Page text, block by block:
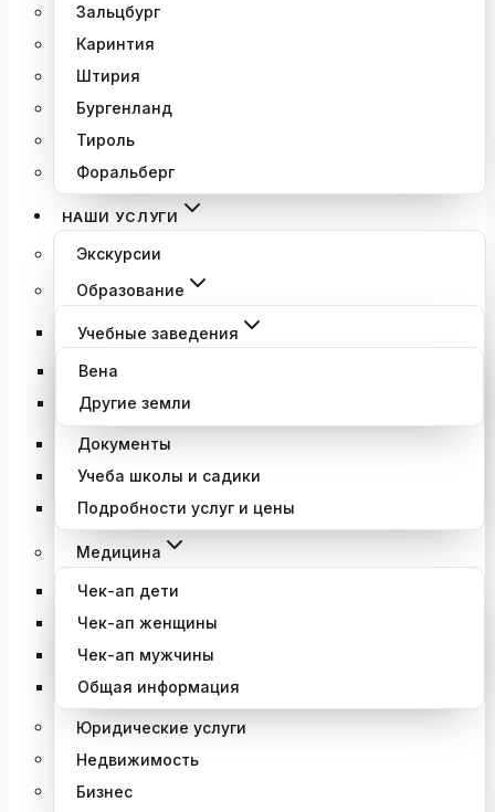
Зальцбург
Каринтия
Штирия
Бургенланд
Тироль
Форальберг
НАШИ УСЛУГИ
Экскурсии
Образование
Учебные заведения
Вена
Другие земли
Документы
Учеба школы и садики
Подробности услуг и цены
Медицина
Чек-ап дети
Чек-ап женщины
Чек-ап мужчины
Общая информация
Юридические услуги
Недвижимость
Бизнес